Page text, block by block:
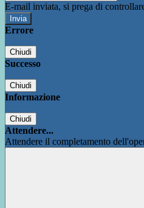
E-mail inviata, si prega di
Errore
Chiudi
Successo
Chiudi
Informazione
Chiudi
Attendere...
Attendere il completamento